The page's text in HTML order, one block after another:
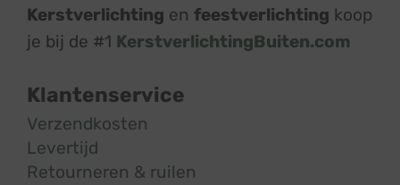
Kerstverlichting en feestverlichting koop
je bij de #1 KerstverlichtingBuiten.com
Klantenservice
Verzendkosten
Levertijd
Retourneren & ruilen